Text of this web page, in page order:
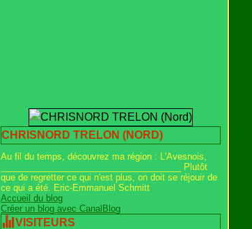
CHRISNORD TRELON (NORD)
Au fil du temps, découvrez ma région : L'Avesnois,
_____________________________________ Plutôt
que de regretter ce qui n'est plus, on doit se réjouir de
ce qui a été. Eric-Emmanuel Schmitt
Accueil du blog
Créer un blog avec CanalBlog
VISITEURS